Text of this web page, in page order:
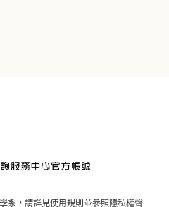
系，請詳見使用規則 並參照隱私權聲